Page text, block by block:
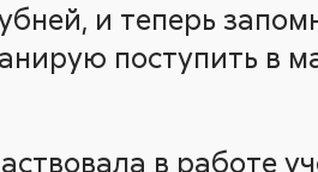
и теперь
поступить в
в работе